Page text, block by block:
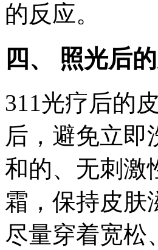
的反应。
四、 照光后
311光疗后的
后，避免立即
和的、无刺激
霜，保持皮肤
尽量穿着宽松